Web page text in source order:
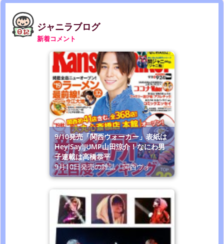
ジャニラブログ
新着コメント
9/10発売「関西ウォーカー」表紙は
Hey!Say!JUMP山田涼介！なにわ男
子連載は高橋恭平
9月10日発売の雑誌「関西ウォ